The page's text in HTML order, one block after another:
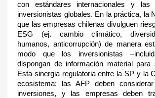
con estándares internacionales y las
inversionistas globales. En la práctica, la
que las empresas chilenas divulguen
ESG (ej. cambio climático,
humanos, anticorrupción) de manera
modo que los inversionistas
dispongan de información material
Esta sinergia regulatoria entre la SP y la
ecosistema: las AFP deben
inversiones, y las empresas deben